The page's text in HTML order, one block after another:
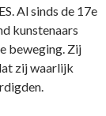
Al sinds de 17e
kunstenaars
beweging. Zij
zij waarlijk